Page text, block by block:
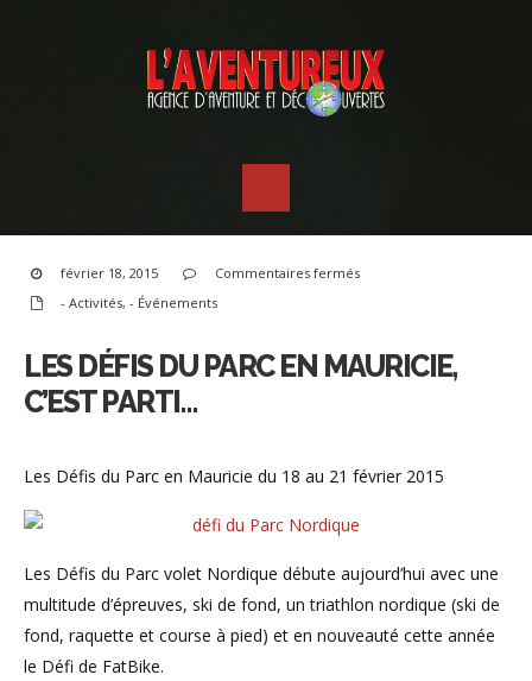
février 18, 2015 Commentaires ferméssur
Les
c’est
parti…
- Activités, - Événements
LES DÉFIS DU PARC EN MAURICIE,
C’EST PARTI…
Les Défis du Parc en Mauricie du 18 au 21 février 2015
Les Défis du Parc volet Nordique débute aujourd’hui avec une
multitude d’épreuves, ski de fond, un triathlon nordique (ski de
fond, raquette et course à pied) et en nouveauté cette année
le Défi de FatBike.